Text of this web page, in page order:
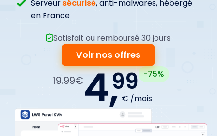
Serveur sécurisé, anti-malwares, hébergé
en France
19,99€4,99
€ /mois
-75%
Voir nos offres
Satisfait ou remboursé 30 jours